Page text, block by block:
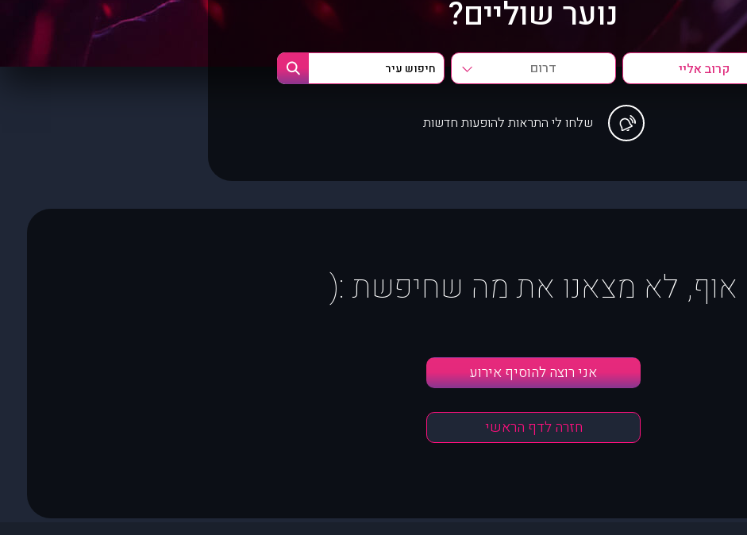
נוער שוליים?
דרום
שלחו לי התראות להופעות חדשות
אוף, לא מצאנו את מה שחיפשת :(
אני רוצה להוסיף אירוע
חזרה לדף הראשי